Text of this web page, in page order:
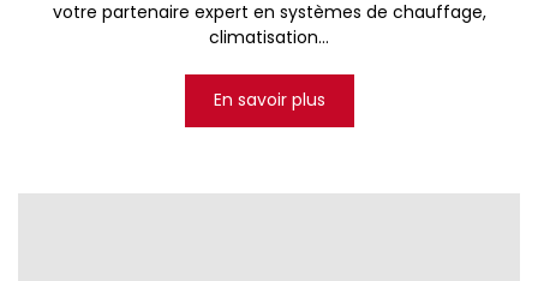
votre partenaire expert en systèmes de chauffage,
climatisation...
En savoir plus